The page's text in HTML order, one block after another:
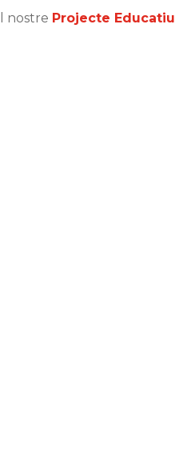
nostre Projecte Educatiu